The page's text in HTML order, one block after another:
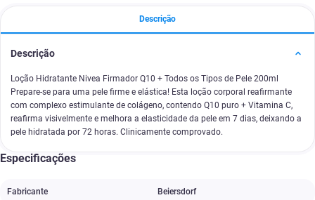
Descrição
Descrição
Loção Hidratante Nivea Firmador Q10 + Todos os Tipos de Pele 200ml
Prepare-se para uma pele firme e elástica! Esta loção corporal reafirmante
com complexo estimulante de colágeno, contendo Q10 puro + Vitamina C,
reafirma visivelmente e melhora a elasticidade da pele em 7 dias, deixando a
pele hidratada por 72 horas. Clinicamente comprovado.
Especificações
Fabricante Beiersdorf